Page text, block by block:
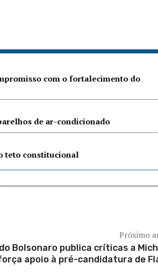
com o fortalecimento do
de ar-condicionado
teto constitucional
Próximo
Bolsonaro publica críticas a
apoio à pré-candidatura de